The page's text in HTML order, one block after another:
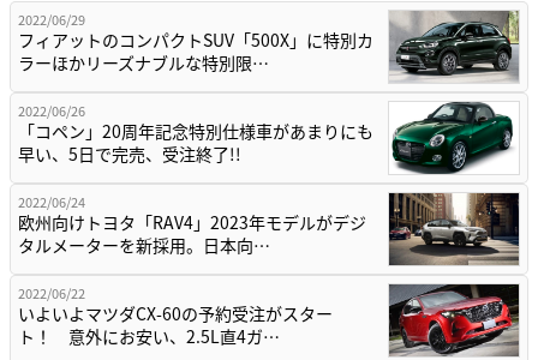
2022/06/29
フィアットのコンパクトSUV「500X」に特別カ
ラーほかリーズナブルな特別限…
2022/06/26
「コペン」20周年記念特別仕様車があまりにも
早い、5日で完売、受注終了!!
2022/06/24
欧州向けトヨタ「RAV4」2023年モデルがデジ
タルメーターを新採用。日本向…
2022/06/22
いよいよマツダCX-60の予約受注がスター
ト！ 意外にお安い、2.5L直4ガ…